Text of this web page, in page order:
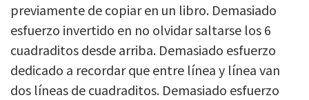
previamente de copiar en un libro. Demasiado
esfuerzo invertido en no olvidar saltarse los 6
cuadraditos desde arriba. Demasiado esfuerzo
dedicado a recordar que entre línea y línea van
dos líneas de cuadraditos. Demasiado esfuerzo